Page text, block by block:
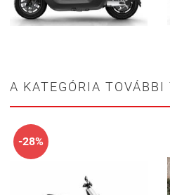
A KATEGÓRIA TOVÁBBI
-28%